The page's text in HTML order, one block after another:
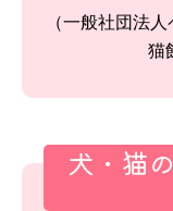
（一般社団法
猫
犬・猫